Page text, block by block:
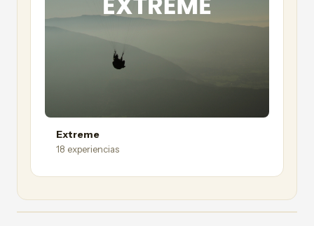
Extreme
18 experiencias